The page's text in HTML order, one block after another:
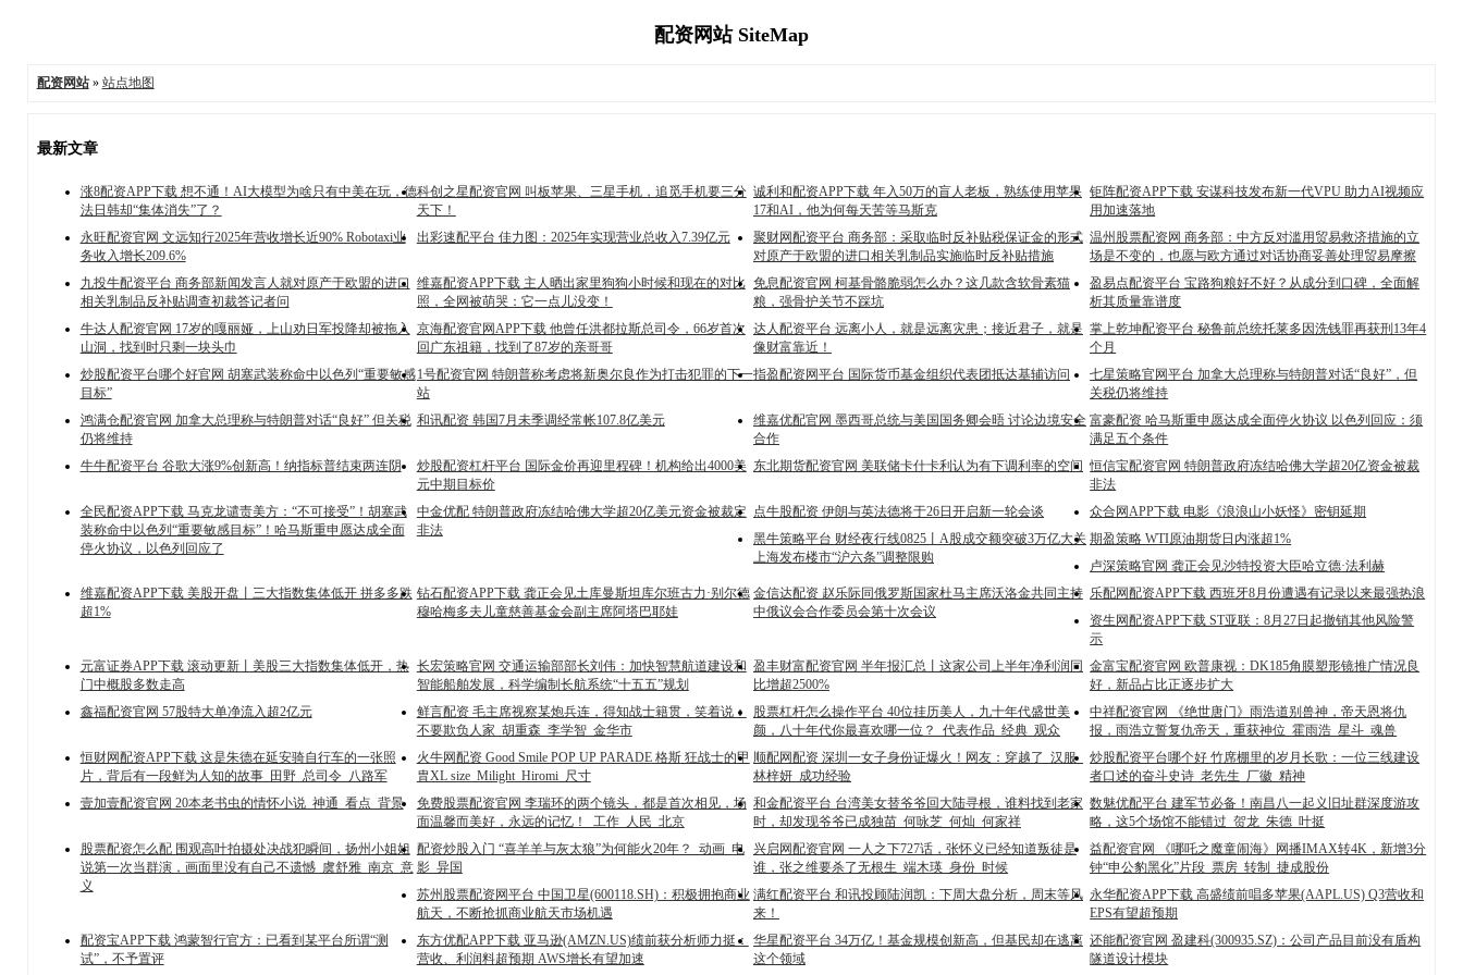
配资网站 SiteMap
配资网站» 站点地图
最新文章
涨8配资APP下载 想不通！AI大模型为啥只有中美在玩，德
法日韩却“集体消失”了？
科创之星配资官网 叫板苹果、三星手机，追觅手机要三分
天下！
诚利和配资APP下载 年入50万的盲人老板，熟练使用苹果
17和AI，他为何每天苦等马斯克
钜阵配资APP下载 安谋科技发布新一代VPU 助力AI视频应
用加速落地
永旺配资官网 文远知行2025年营收增长近90% Robotaxi业
务收入增长209.6%
出彩速配平台 佳力图：2025年实现营业总收入7.39亿元
聚财网配资平台 商务部：采取临时反补贴税保证金的形式
对原产于欧盟的进口相关乳制品实施临时反补贴措施
温州股票配资网 商务部：中方反对滥用贸易救济措施的立
场是不变的，也愿与欧方通过对话协商妥善处理贸易摩擦
九投牛配资平台 商务部新闻发言人就对原产于欧盟的进口
相关乳制品反补贴调查初裁答记者问
维嘉配资APP下载 主人晒出家里狗狗小时候和现在的对比
照，全网被萌哭：它一点儿没变！
免息配资官网 柯基骨骼脆弱怎么办？这几款含软骨素猫
粮，强骨护关节不踩坑
盈易点配资平台 宝路狗粮好不好？从成分到口碑，全面解
析其质量靠谱度
牛达人配资官网 17岁的嘎丽娅，上山劝日军投降却被拖入
山洞，找到时只剩一块头巾
京海配资官网APP下载 他曾任洪都拉斯总司令，66岁首次
回广东祖籍，找到了87岁的亲哥哥
达人配资平台 远离小人，就是远离灾患；接近君子，就是
像财富靠近！
掌上乾坤配资平台 秘鲁前总统托莱多因洗钱罪再获刑13年4
个月
炒股配资平台哪个好官网 胡塞武装称命中以色列“重要敏感
目标”
1号配资官网 特朗普称考虑将新奥尔良作为打击犯罪的下一
站
指盈配资网平台 国际货币基金组织代表团抵达基辅访问
七星策略官网平台 加拿大总理称与特朗普对话“良好”，但
关税仍将维持
鸿满仓配资官网 加拿大总理称与特朗普对话“良好” 但关税
仍将维持
和讯配资 韩国7月未季调经常帐107.8亿美元
维嘉优配官网 墨西哥总统与美国国务卿会晤 讨论边境安全
合作
富豪配资 哈马斯重申愿达成全面停火协议 以色列回应：须
满足五个条件
牛牛配资平台 谷歌大涨9%创新高！纳指标普结束两连阴
炒股配资杠杆平台 国际金价再迎里程碑！机构给出4000美
元中期目标价
东北期货配资官网 美联储卡什卡利认为有下调利率的空间 恒信宝配资官网 特朗普政府冻结哈佛大学超20亿资金被裁
非法
全民配资APP下载 马克龙谴责美方：“不可接受”！胡塞武
装称命中以色列“重要敏感目标”！哈马斯重申愿达成全面
停火协议，以色列回应了
中金优配 特朗普政府冻结哈佛大学超20亿美元资金被裁定
非法
点牛股配资 伊朗与英法德将于26日开启新一轮会谈
众合网APP下载 电影《浪浪山小妖怪》密钥延期
黑牛策略平台 财经夜行线0825丨A股成交额突破3万亿大关
上海发布楼市“沪六条”调整限购
期盈策略 WTI原油期货日内涨超1%
卢深策略官网 龚正会见沙特投资大臣哈立德·法利赫
维嘉配资APP下载 美股开盘丨三大指数集体低开 拼多多跌
超1%
钻石配资APP下载 龚正会见土库曼斯坦库尔班古力·别尔德
穆哈梅多夫儿童慈善基金会副主席阿塔巴耶娃
金信达配资 赵乐际同俄罗斯国家杜马主席沃洛金共同主持
中俄议会合作委员会第十次会议
乐配网配资APP下载 西班牙8月份遭遇有记录以来最强热浪
资生网配资APP下载 ST亚联：8月27日起撤销其他风险警
示
元富证券APP下载 滚动更新丨美股三大指数集体低开，热
门中概股多数走高
长宏策略官网 交通运输部部长刘伟：加快智慧航道建设和
智能船舶发展，科学编制长航系统“十五五”规划
盈丰财富配资官网 半年报汇总丨这家公司上半年净利润同
比增超2500%
金富宝配资官网 欧普康视：DK185角膜塑形镜推广情况良
好，新品占比正逐步扩大
鑫福配资官网 57股特大单净流入超2亿元
鲜言配资 毛主席视察某炮兵连，得知战士籍贯，笑着说：
不要欺负人家_胡重森_李学智_金华市
股票杠杆怎么操作平台 40位挂历美人，九十年代盛世美
颜，八十年代你最喜欢哪一位？_代表作品_经典_观众
中祥配资官网 《绝世唐门》雨浩道别兽神，帝天恩将仇
报，雨浩立誓复仇帝天，重获神位_霍雨浩_星斗_魂兽
恒财网配资APP下载 这是朱德在延安骑自行车的一张照
片，背后有一段鲜为人知的故事_田野_总司令_八路军
火牛网配资 Good Smile POP UP PARADE 格斯 狂战士的甲
胄XL size_Milight_Hiromi_尺寸
顺配网配资 深圳一女子身份证爆火！网友：穿越了_汉服_
林梓妍_成功经验
炒股配资平台哪个好 竹席棚里的岁月长歌：一位三线建设
者口述的奋斗史诗_老先生_厂徽_精神
壹加壹配资官网 20本老书虫的情怀小说_神通_看点_背景
免费股票配资官网 李瑞环的两个镜头，都是首次相见，场
面温馨而美好，永远的记忆！_工作_人民_北京
和金配资平台 台湾美女替爷爷回大陆寻根，谁料找到老家
时，却发现爷爷已成独苗_何咏芝_何灿_何家祥
数魅优配平台 建军节必备！南昌八一起义旧址群深度游攻
略，这5个场馆不能错过_贺龙_朱德_叶挺
股票配资怎么配 围观高叶拍摄处决战犯瞬间，扬州小姐姐
说第一次当群演，画面里没有自己不遗憾_虞舒雅_南京_意
义
配资炒股入门 “喜羊羊与灰太狼”为何能火20年？_动画_电
影_异国
兴启网配资官网 一人之下727话，张怀义已经知道叛徒是
谁，张之维要杀了无根生_端木瑛_身份_时候
益配资官网 《哪吒之魔童闹海》网播IMAX转4K，新增3分
钟“申公豹黑化”片段_票房_转制_捷成股份
苏州股票配资网平台 中国卫星(600118.SH)：积极拥抱商业
航天，不断抢抓商业航天市场机遇
满红配资平台 和讯投顾陆润凯：下周大盘分析，周末等风
来！
永华配资APP下载 高盛绩前唱多苹果(AAPL.US) Q3营收和
EPS有望超预期
配资宝APP下载 鸿蒙智行官方：已看到某平台所谓“测
试”，不予置评
东方优配APP下载 亚马逊(AMZN.US)绩前获分析师力挺：
营收、利润料超预期 AWS增长有望加速
华星配资平台 34万亿！基金规模创新高，但基民却在逃离
这个领域
还能配资官网 盈建科(300935.SZ)：公司产品目前没有盾构
隧道设计模块